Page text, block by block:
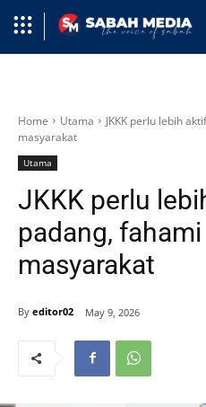
Home Utama
JKKK perlu lebih
masyarakat
Utama
JKKK perlu
padang,
masyarakat
By editor02 May 9, 2026